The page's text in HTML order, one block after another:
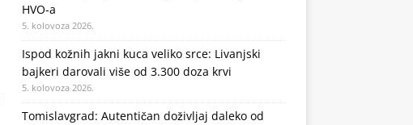
HVO-a
5. kolovoza 2026.
Ispod kožnih jakni kuca veliko srce: Livanjski
bajkeri darovali više od 3.300 doza krvi
5. kolovoza 2026.
Tomislavgrad: Autentičan doživljaj daleko od